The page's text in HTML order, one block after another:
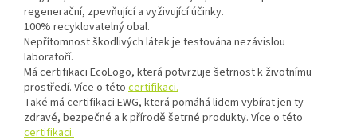
regenerační, zpevňující a vyživující účinky.
100% recyklovatelný obal.
Nepřítomnost škodlivých látek je testována nezávislou
laboratoří.
Má certifikaci EcoLogo, která potvrzuje šetrnost k životnímu
prostředí. Více o této certifikaci.
Také má certifikaci EWG, která pomáhá lidem vybírat jen ty
zdravé, bezpečné a k přírodě šetrné produkty. Více o této
certifikaci.